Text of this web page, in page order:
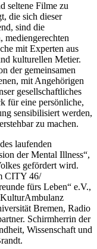
seltene Filme zu
die sich dieser
sind die
mediengerechten
mit Experten aus
kulturellen Metier.
der gemeinsamen
mit Angehörigen
gesellschaftliches
für eine persönliche,
sensibilisiert werden,
zu machen.
laufenden
der Mental Illness“,
gefördert wird.
CITY 46/
fürs Leben“ e.V.,
KulturAmbulanz
Bremen, Radio
Schirmherrin der
Wissenschaft und